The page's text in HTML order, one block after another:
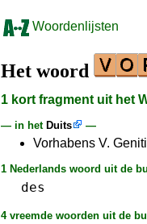
Woordenlijsten
Het woord
1 kort fragment uit het
— in het Duits —
Vorhabens V.
1 Nederlands woord uit de
des
4 vreemde woorden uit de